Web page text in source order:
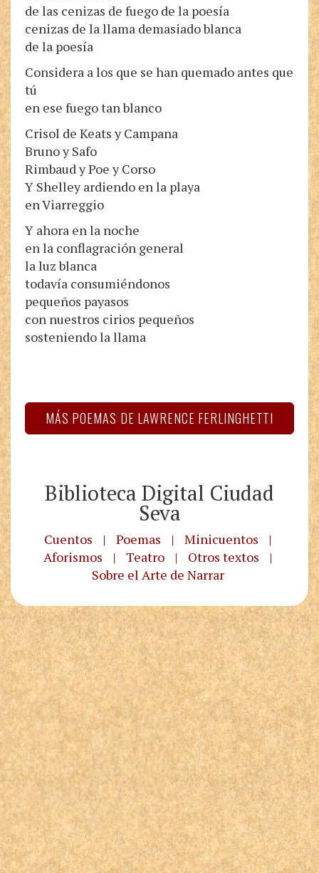
de las cenizas de fuego de la poesía
cenizas de la llama demasiado blanca
de la poesía
Considera a los que se han quemado antes que
tú
en ese fuego tan blanco
Crisol de Keats y Campana
Bruno y Safo
Rimbaud y Poe y Corso
Y Shelley ardiendo en la playa
en Viarreggio
Y ahora en la noche
en la conflagración general
la luz blanca
todavía consumiéndonos
pequeños payasos
con nuestros cirios pequeños
sosteniendo la llama
MÁS POEMAS DE LAWRENCE FERLINGHETTI
Biblioteca Digital Ciudad
Seva
Cuentos | Poemas | Minicuentos
|
Aforismos
| Teatro | Otros textos
|
Sobre el Arte de Narrar